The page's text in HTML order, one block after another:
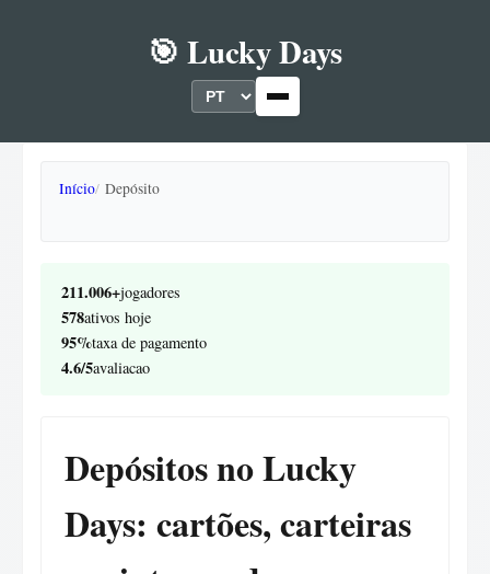
🎯 Lucky Days
Início Depósito
211.006+jogadores
578ativos hoje
95%taxa de pagamento
4.6/5avaliacao
Depósitos no Lucky
Days: cartões, carteiras